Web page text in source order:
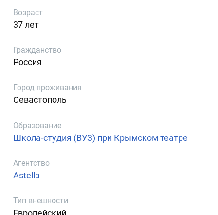
Возраст
37 лет
Гражданство
Россия
Город проживания
Севастополь
Образование
Школа-студия (ВУЗ) при Крымском театре
Агентство
Astella
Тип внешности